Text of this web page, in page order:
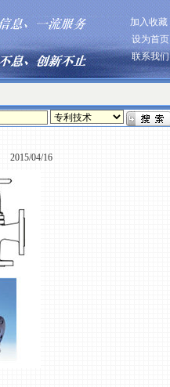
加入收藏
设为首页
联系我们
2015/04/16